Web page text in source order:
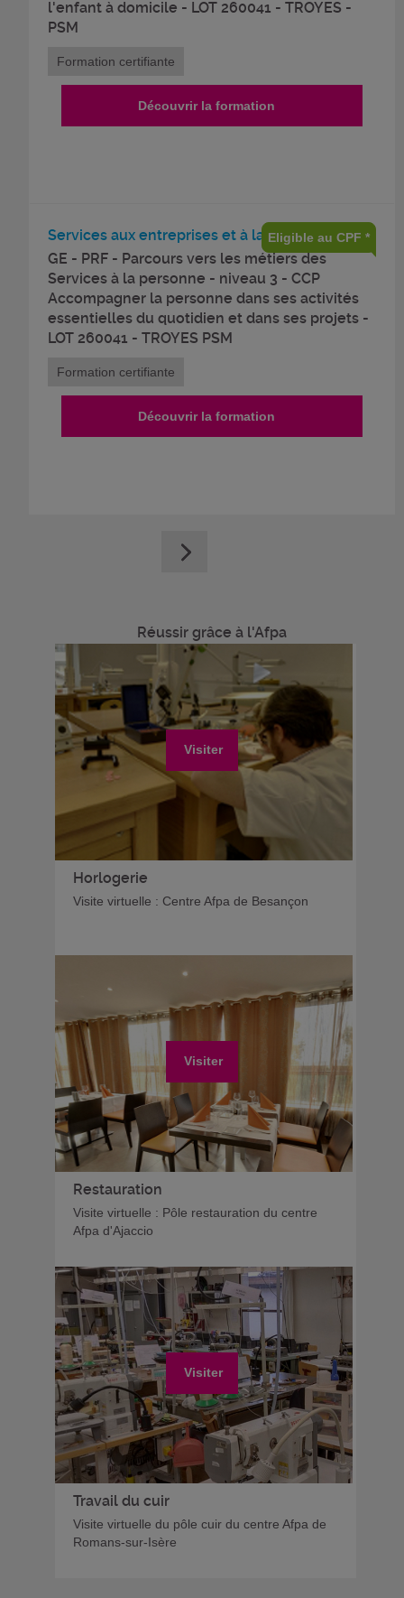
l'enfant à domicile - LOT 260041 - TROYES -
PSM
Formation certifiante
Découvrir la formation
Services aux entreprises et à la personne
GE - PRF - Parcours vers les métiers des
Services à la personne - niveau 3 - CCP
Accompagner la personne dans ses activités
essentielles du quotidien et dans ses projets -
LOT 260041 - TROYES PSM
Eligible au CPF *
Formation certifiante
Découvrir la formation
Réussir grâce à l'Afpa
Visiter
Horlogerie
Visite virtuelle : Centre Afpa de Besançon
Visiter
Restauration
Visite virtuelle : Pôle restauration du centre
Afpa d'Ajaccio
Visiter
Travail du cuir
Visite virtuelle du pôle cuir du centre Afpa de
Romans-sur-Isère